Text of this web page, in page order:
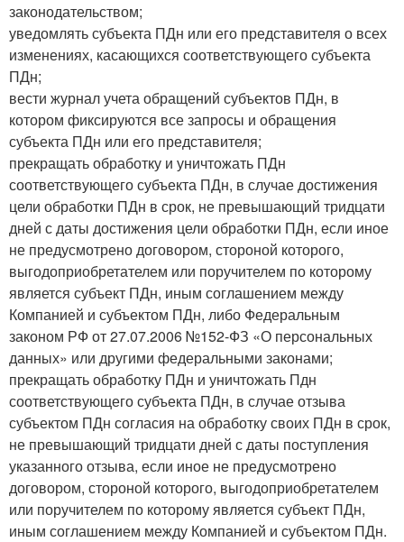
законодательством;
уведомлять субъекта ПДн или его представителя о всех
изменениях, касающихся соответствующего субъекта
ПДн;
вести журнал учета обращений субъектов ПДн, в
котором фиксируются все запросы и обращения
субъекта ПДн или его представителя;
прекращать обработку и уничтожать ПДн
соответствующего субъекта ПДн, в случае достижения
цели обработки ПДн в срок, не превышающий тридцати
дней с даты достижения цели обработки ПДн, если иное
не предусмотрено договором, стороной которого,
выгодоприобретателем или поручителем по которому
является субъект ПДн, иным соглашением между
Компанией и субъектом ПДн, либо Федеральным
законом РФ от 27.07.2006 №152-ФЗ «О персональных
данных» или другими федеральными законами;
прекращать обработку ПДн и уничтожать Пдн
соответствующего субъекта ПДн, в случае отзыва
субъектом ПДн согласия на обработку своих ПДн в срок,
не превышающий тридцати дней с даты поступления
указанного отзыва, если иное не предусмотрено
договором, стороной которого, выгодоприобретателем
или поручителем по которому является субъект ПДн,
иным соглашением между Компанией и субъектом ПДн.